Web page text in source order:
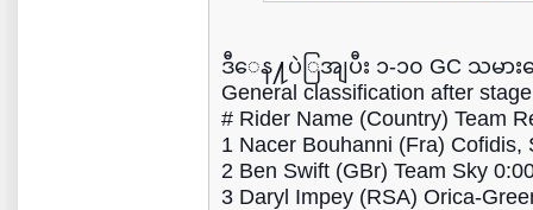
ဒီေန႔ပဲြအျပီး ၁-၁၀ GC သမ
General classification after
# Rider Name (Country) Team
1 Nacer Bouhanni (Fra)
2 Ben Swift (GBr) Team Sky
3 Daryl Impey (RSA) Orica-